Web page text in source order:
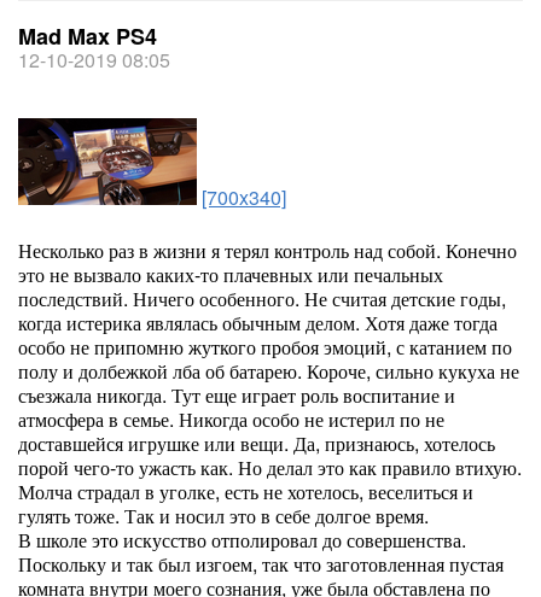
Mad Max PS4
12-10-2019 08:05
[700x340]
Несколько раз в жизни я терял контроль над собой. Конечно
это не вызвало каких-то плачевных или печальных
последствий. Ничего особенного. Не считая детские годы,
когда истерика являлась обычным делом. Хотя даже тогда
особо не припомню жуткого пробоя эмоций, с катанием по
полу и долбежкой лба об батарею. Короче, сильно кукуха не
съезжала никогда. Тут еще играет роль воспитание и
атмосфера в семье. Никогда особо не истерил по не
доставшейся игрушке или вещи. Да, признаюсь, хотелось
порой чего-то ужасть как. Но делал это как правило втихую.
Молча страдал в уголке, есть не хотелось, веселиться и
гулять тоже. Так и носил это в себе долгое время.
В школе это искусство отполировал до совершенства.
Поскольку и так был изгоем, так что заготовленная пустая
комната внутри моего сознания, уже была обставлена по